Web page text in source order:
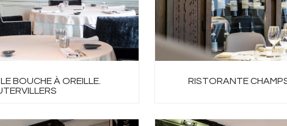
BOUCHE À OREILLE.
RISTORANTE